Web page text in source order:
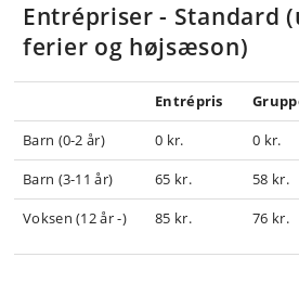
Entrépriser - Standard
ferier og højsæson)
Entrépris
Barn (0-2 år)
0 kr.
0 kr.
Barn (3-11 år)
65 kr.
58 kr.
Voksen (12 år -)
85 kr. 76 kr.